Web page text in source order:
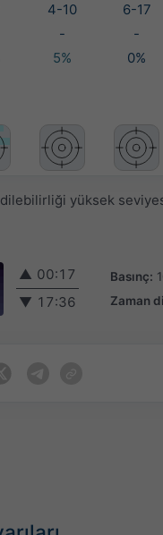
4-10 6-17
- -
5% 0%
yüksek
▲ 00:17
▼ 17:36
Basınç:
Zaman